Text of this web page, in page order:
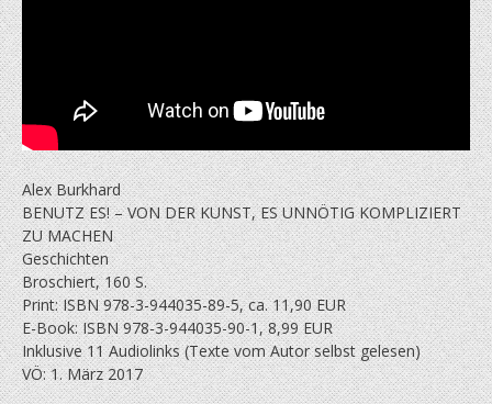
Alex Burkhard
BENUTZ ES! – VON DER KUNST, ES UNNÖTIG KOMPLIZIERT
ZU MACHEN
Geschichten
Broschiert, 160 S.
Print: ISBN 978-3-944035-89-5, ca. 11,90 EUR
E-Book: ISBN 978-3-944035-90-1, 8,99 EUR
Inklusive 11 Audiolinks (Texte vom Autor selbst gelesen)
VÖ: 1. März 2017